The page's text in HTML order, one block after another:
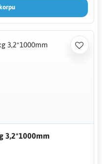
3,2*1000mm